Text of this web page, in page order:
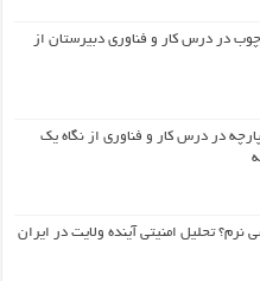
در درس کار و فناوری دبیرستان از
در درس کار و فناوری از نگاه یک
نرم؟ تحلیل امنیتی آینده ولایت در ایران